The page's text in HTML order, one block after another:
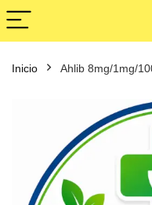
Inicio Ahlib 8mg/1mg/